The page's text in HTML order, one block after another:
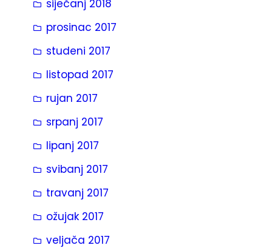
siječanj 2018
prosinac 2017
studeni 2017
listopad 2017
rujan 2017
srpanj 2017
lipanj 2017
svibanj 2017
travanj 2017
ožujak 2017
veljača 2017